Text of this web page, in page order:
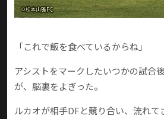
「これで飯を食べているからね」
アシストをマークしたいつかの試合
が、脳裏をよぎった。
ルカオが相手DFと競り合い、流れて